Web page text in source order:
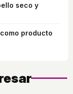
seco y
producto